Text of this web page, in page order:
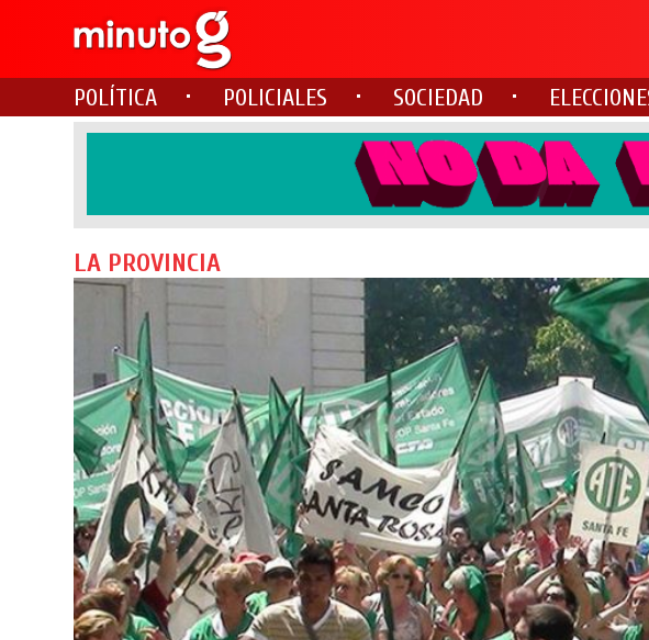
POLÍTICA POLICIALES SOCIEDAD
LA PROVINCIA